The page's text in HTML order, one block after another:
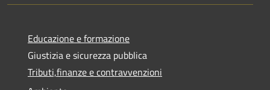
Educazione e formazione
Giustizia e sicurezza pubblica
Tributi,finanze e contravvenzioni